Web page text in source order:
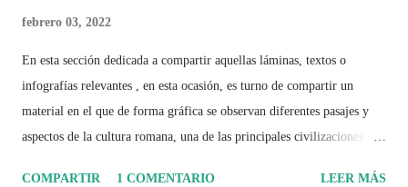
febrero 03, 2022
En esta sección dedicada a compartir aquellas láminas, textos o
infografías relevantes , en esta ocasión, es turno de compartir un
material en el que de forma gráfica se observan diferentes pasajes y
aspectos de la cultura romana, una de las principales civilizaciones que
COMPARTIR
1 COMENTARIO LEER MÁS